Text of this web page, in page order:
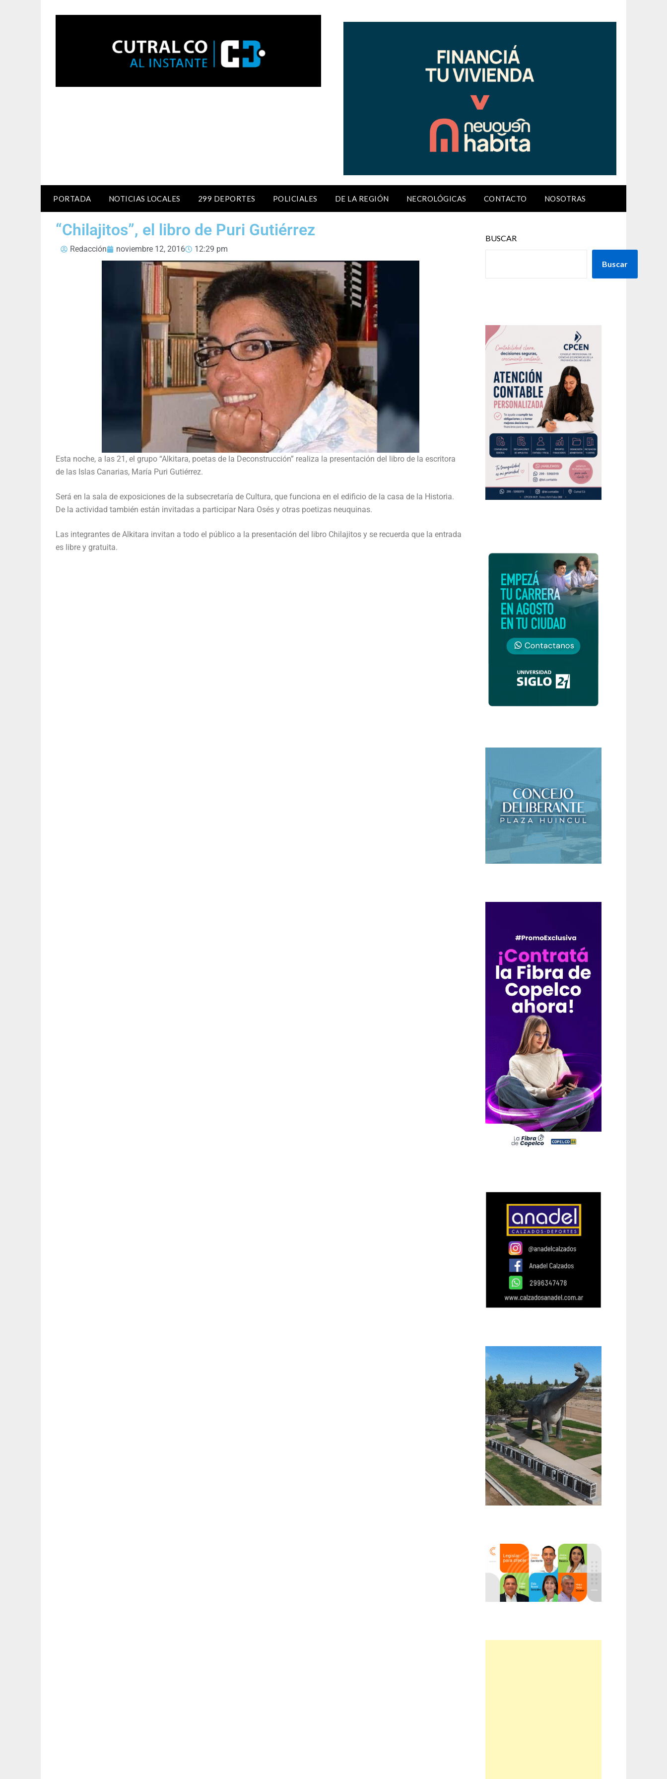
PORTADA NOTICIAS LOCALES 299 DEPORTES POLICIALES DE LA REGIÓN NECROLÓGICAS CONTACTO NOSOTRAS
“Chilajitos”, el libro de Puri Gutiérrez
Redacción noviembre 12, 2016 12:29 pm
Esta noche, a las 21, el grupo “Alkitara, poetas de la Deconstrucción” realiza la presentación del libro de la escritora
de las Islas Canarias, María Puri Gutiérrez.
Será en la sala de exposiciones de la subsecretaría de Cultura, que funciona en el edificio de la casa de la Historia.
De la actividad también están invitadas a participar Nara Osés y otras poetizas neuquinas.
Las integrantes de Alkitara invitan a todo el público a la presentación del libro Chilajitos y se recuerda que la entrada
es libre y gratuita.
BUSCAR
Buscar